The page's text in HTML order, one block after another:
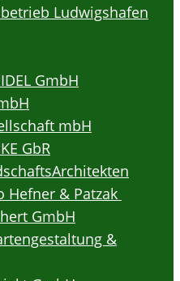
Ludwigshafen
GmbH
mbH
GbR
Hefner & Patzak
GmbH
&